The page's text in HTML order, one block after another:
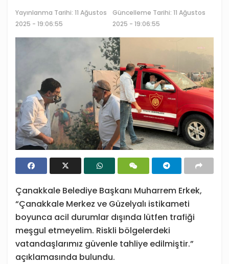
Yayınlanma Tarihi: 11 Ağustos
2025 - 19:06:55
Güncelleme Tarihi: 11 Ağustos
2025 - 19:06:55
Çanakkale Belediye Başkanı Muharrem Erkek,
“Çanakkale Merkez ve Güzelyalı istikameti
boyunca acil durumlar dışında lütfen trafiği
meşgul etmeyelim. Riskli bölgelerdeki
vatandaşlarımız güvenle tahliye edilmiştir.”
açıklamasında bulundu.